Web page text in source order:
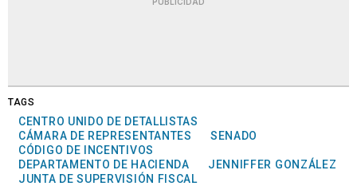
TAGS
CENTRO UNIDO DE DETALLISTAS
CÁMARA DE REPRESENTANTES
SENADO
CÓDIGO DE INCENTIVOS
DEPARTAMENTO DE HACIENDA
JENNIFFER GONZÁLEZ
JUNTA DE SUPERVISIÓN FISCAL